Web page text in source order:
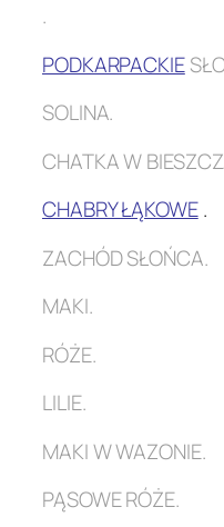
.
PODKARPACKIE
SOLINA.
CHATKA W
CHABRY ŁĄKOWE.
ZACHÓD SŁOŃCA.
MAKI.
RÓŻE.
LILIE.
MAKI W WAZONIE.
PĄSOWE RÓŻE.